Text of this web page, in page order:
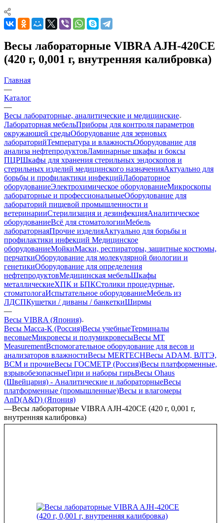
Весы лабораторные VIBRA AJH-420CE
(420 г, 0,001 г, внутренняя калибровка)
Главная
—
Каталог
—
Весы лабораторные, аналитические и медицинские
Лабораторная мебельПриборы для контроля параметров
окружающей средыОборудование для зерновых
лабораторийТемпература и влажностьОборудование для
анализа нефтепродуктовЛаминарные шкафы и боксы
ПЦРШкафы для хранения стерильных эндоскопов и
стерильных изделий медицинского назначенияАктуально для
борьбы и профилактики инфекцийЛабораторное
оборудованиеЭлектрохимическое оборудованиеМикроскопы
лабораторные и профессиональныеОборудование для
лабораторий пищевой промышленности и
ветеринарииСтерилизация и дезинфекцияАналитическое
оборудованиеВсё для стоматологииМебель
лабораторнаяПрочие изделияАктуально для борьбы и
профилактики инфекций Медицинское
оборудованиеМойкиМаски, респираторы, защитные костюмы,
перчаткиОборудование для молекулярной биологии и
генетикиОборудование для определения
нефтепродуктовМедицинская мебельШкафы
металлическиеХПК и БПКСтолики процедурные,
стоматологаИспытательное оборудованиеМебель из
ЛДСПКушетки / диваны / банкеткиШирмы
—
Весы VIBRA (Япония)
Весы Масса-К (Россия)Весы учебныеТерминалы
весовыеМикровесы и полумикровесыВесы MT
MeasurementВспомогательное оборудование для весов и
анализаторов влажностиВесы MERTECHВесы ADAM, ВЛТЭ,
BCM и прочиеВесы ГОСМЕТР (Россия)Весы платформенные,
взрывобезопасныеГири и наборы гирьВесы Ohaus
(Швейцария) - Аналитические и лабораторныеВесы
платформенные (промышленные)Весы и влагомеры
AnD(A&D) (Япония)
—Весы лабораторные VIBRA AJH-420CE (420 г, 0,001 г,
внутренняя калибровка)